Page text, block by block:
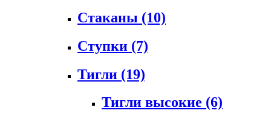
Стаканы (10)
Ступки (7)
Тигли (19)
Тигли высокие (6)